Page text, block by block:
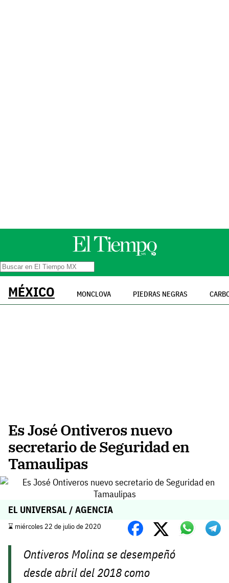
MÉXICO MONCLOVA PIEDRAS NEGRAS
Es José Ontiveros nuevo
secretario de Seguridad en
Tamaulipas
EL UNIVERSAL / AGENCIA
⌛️ miércoles 22 de julio de 2020
Ontiveros Molina se desempeñó
desde abril del 2018 como